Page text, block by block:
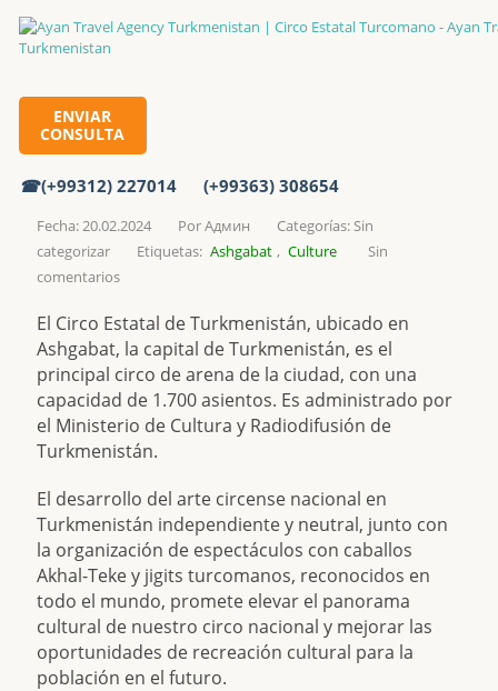
(+99312) 227014 (+99363) 308654
ENVIAR
CONSULTA
Inicio Circo Estatal Turcomano
Circo Estatal Turcomano
Fecha: 20.02.2024 PorАдмин Categorías:Sin
categorizar
Etiquetas: Ashgabat , Culture
Sin
comentarios
El Circo Estatal de Turkmenistán, ubicado en
Ashgabat, la capital de Turkmenistán, es el
principal circo de arena de la ciudad, con una
capacidad de 1.700 asientos. Es administrado por
el Ministerio de Cultura y Radiodifusión de
Turkmenistán.
El desarrollo del arte circense nacional en
Turkmenistán independiente y neutral, junto con
la organización de espectáculos con caballos
Akhal-Teke y jigits turcomanos, reconocidos en
todo el mundo, promete elevar el panorama
cultural de nuestro circo nacional y mejorar las
oportunidades de recreación cultural para la
población en el futuro.